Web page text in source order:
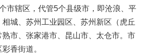
市辖区，代管5个县级市，即沧浪、平
城、苏州工业园区、苏州新区（虎丘
熟市、张家港市、昆山市、太仓市。市
香街道。